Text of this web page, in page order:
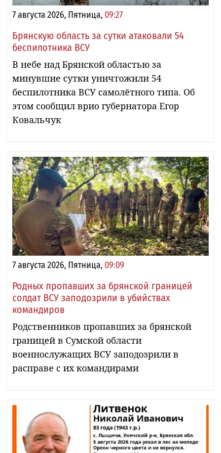
7 августа 2026, Пятница, 09:27
Брянскую область за сутки атаковали 54
беспилотника ВСУ
В небе над Брянской областью за
минувшие сутки уничтожили 54
беспилотника ВСУ самолётного типа. Об
этом сообщил врио губернатора Егор
Ковальчук
7 августа 2026, Пятница, 09:09
Родных пропавших за брянской границей
солдат ВСУ заподозрили в убийствах
командиров
Родственников пропавших за брянской
границей в Сумской области
военнослужащих ВСУ заподозрили в
расправе с их командирами